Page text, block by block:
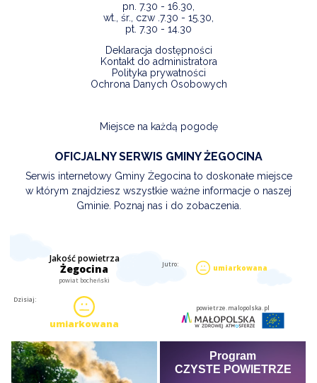
pn. 7.30 - 16.30,
wt., śr., czw .7.30 - 15.30,
pt. 7.30 - 14.30
Deklaracja dostępności
Kontakt do administratora
Polityka prywatności
Ochrona Danych Osobowych
Miejsce na każdą pogodę
OFICJALNY SERWIS GMINY ŻEGOCINA
Serwis internetowy Gminy Żegocina to doskonałe miejsce
w którym znajdziesz wszystkie ważne informacje o naszej
Gminie. Poznaj nas i do zobaczenia.